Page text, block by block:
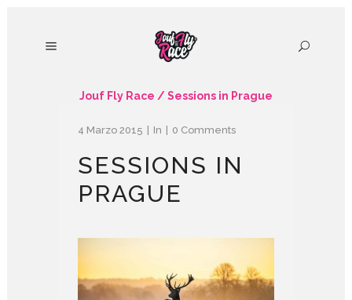
Jouf Fly Race /Sessions in Prague
4 Marzo 2015 In 0 Comments
SESSIONS IN
PRAGUE